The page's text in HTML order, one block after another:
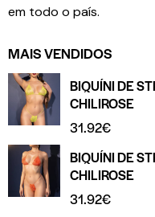
em todo o país.
MAIS VENDIDOS
BIQUÍNI DE
CHILIROSE
31.92€
BIQUÍNI DE
CHILIROSE
31.92€